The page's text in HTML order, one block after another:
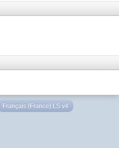
Français (France) LS v4